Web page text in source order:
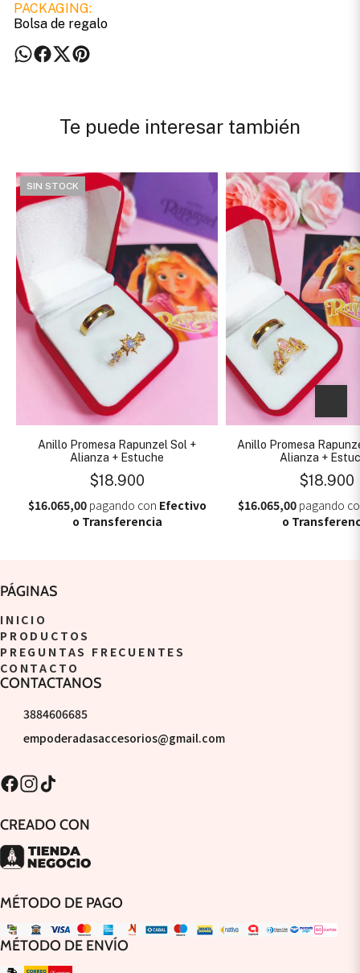
PACKAGING:
Bolsa de regalo
Te puede interesar también
SIN STOCK
Anillo Promesa Rapunzel Sol +
Alianza + Estuche
$18.900
$16.065,00pagando con Efectivo
o Transferencia
Anillo Promesa
Alianza +
$18.900
$16.065,00pagando
o
PÁGINAS
INICIO
PRODUCTOS
PREGUNTAS FRECUENTES
CONTACTO
CONTACTANOS
3884606685
empoderadasaccesorios@gmail.com
CREADO CON
MÉTODO DE PAGO
MÉTODO DE ENVÍO